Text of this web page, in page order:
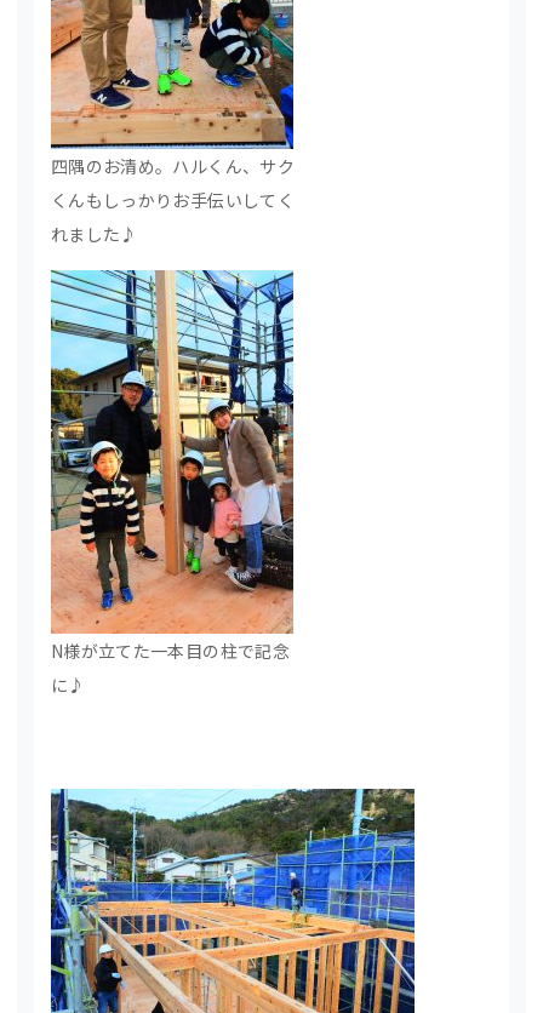
四隅のお清め。ハルくん、サク
くんもしっかりお手伝いしてく
れました♪
N様が立てた一本目の柱で記念
に♪